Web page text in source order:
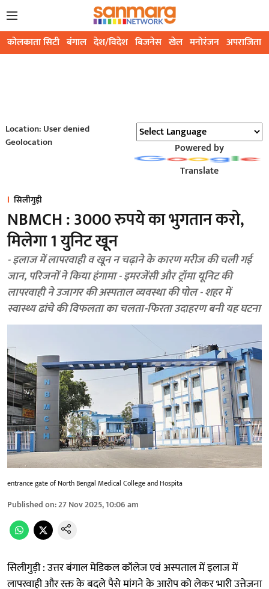
कोलकाता सिटी बंगाल देश/विदेश बिजनेस खेल मनोरंजन अपराजिता
Location: User denied
Geolocation
Powered by
Translate
सिलीगुड़ी
NBMCH : 3000 रुपये का भुगतान करो,
मिलेगा 1 युनिट खून
- इलाज में लापरवाही व खून न चढ़ाने के कारण मरीज की चली गई
जान, परिजनों ने किया हंगामा - इमरजेंसी और ट्रॉमा यूनिट की
लापरवाही ने उजागर की अस्पताल व्यवस्था की पोल - शहर में
स्वास्थ्य ढांचे की विफलता का चलता-फिरता उदाहरण बनी यह घटना
entrance gate of North Bengal Medical College and Hospita
Published on:27 Nov 2025, 10:06 am
सिलीगुड़ी : उत्तर बंगाल मेडिकल कॉलेज एवं अस्पताल में इलाज में
लापरवाही और रक्त के बदले पैसे मांगने के आरोप को लेकर भारी उत्तेजना